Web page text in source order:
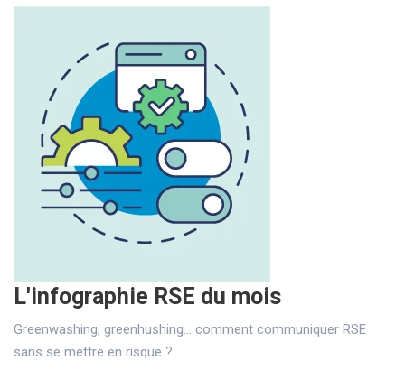
L'infographie RSE du mois
Greenwashing, greenhushing… comment communiquer RSE
sans se mettre en risque ?